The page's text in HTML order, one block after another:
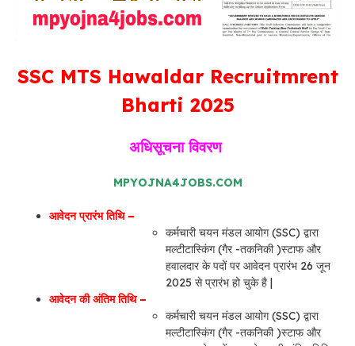
SSC MTS Hawaldar Recruitmrent
Bharti 2025
अधिसूचना विवरण
MPYOJNA4JOBS.COM
आवेदन प्रारंभ तिथि –
कर्मचारी चयन मंडल आयोग (SSC) द्वारा
मल्टीटास्किंग (गैर -तकनिकी )स्टाफ और
हवालदार के पदों पर आवेदन प्रारंभ 26 जून
2025 से प्रारंभ हो चुके है |
आवेदन की अंतिम तिथि –
कर्मचारी चयन मंडल आयोग (SSC) द्वारा
मल्टीटास्किंग (गैर -तकनिकी )स्टाफ और